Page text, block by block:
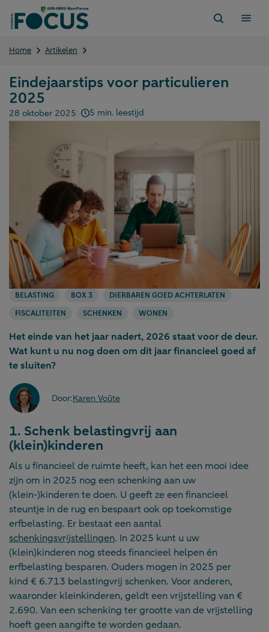
naar
Home Artikelen
2025
Eindejaarstips voor particulieren
2025
Gepubliceerd op:
28 oktober 2025 5 min. leestijd
BELASTING BOX 3
DIERBAREN GOED ACHTERLATEN
FISCALITEITEN
SCHENKEN WONEN
Het einde van het jaar nadert, 2026 staat voor de deur.
Wat kunt u nu nog doen om dit jaar financieel goed af
te sluiten?
Door:Karen Voûte
1. Schenk belastingvrij aan
(klein)kinderen
Als u financieel de ruimte heeft, kan het een mooi idee
zijn om in 2025 nog een schenking aan uw
(klein-)kinderen te doen. U geeft ze een financieel
steuntje in de rug en bespaart ook op toekomstige
erfbelasting. Er bestaat een aantal
schenkingsvrijstellingen. In 2025 kunt u uw
(klein)kinderen nog steeds financieel helpen én
erfbelasting besparen. Ouders mogen in 2025 per
kind € 6.713 belastingvrij schenken. Voor anderen,
waaronder kleinkinderen, geldt een vrijstelling van €
2.690. Van een schenking ter grootte van de vrijstelling
hoeft geen aangifte te worden gedaan.